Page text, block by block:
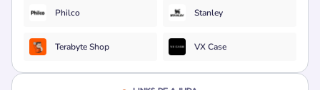
Philco Stanley
Terabyte Shop VX Case